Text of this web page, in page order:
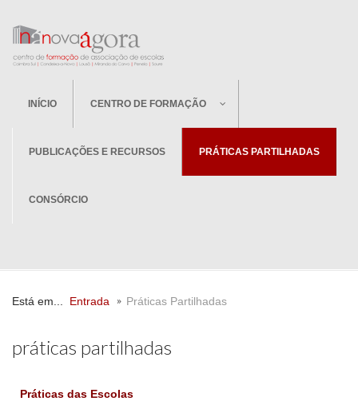
INÍCIO CENTRO DE FORMAÇÃO
PUBLICAÇÕES E RECURSOS PRÁTICAS PARTILHADAS
CONSÓRCIO
Está em... Entrada Práticas Partilhadas
práticas partilhadas
Práticas das Escolas